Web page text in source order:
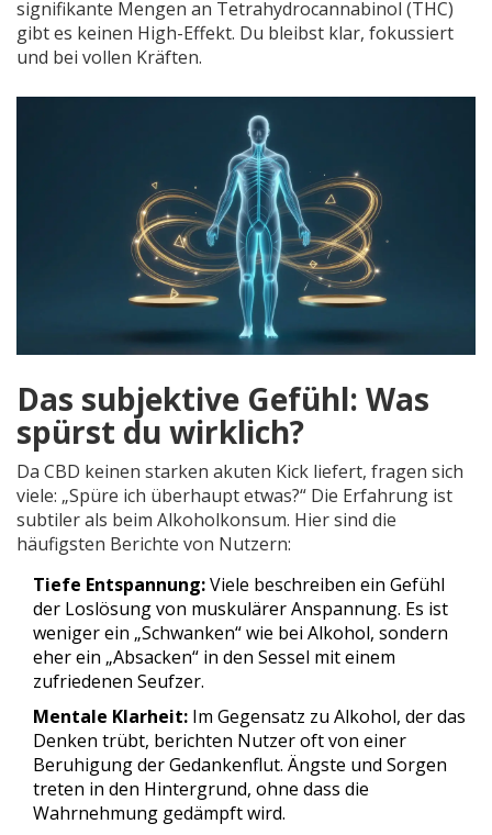
signifikante Mengen an Tetrahydrocannabinol (THC)
gibt es keinen High-Effekt. Du bleibst klar, fokussiert
und bei vollen Kräften.
Das subjektive Gefühl: Was
spürst du wirklich?
Da CBD keinen starken akuten Kick liefert, fragen sich
viele: „Spüre ich überhaupt etwas?“ Die Erfahrung ist
subtiler als beim Alkoholkonsum. Hier sind die
häufigsten Berichte von Nutzern:
Tiefe Entspannung:Viele beschreiben ein Gefühl
der Loslösung von muskulärer Anspannung. Es ist
weniger ein „Schwanken“ wie bei Alkohol, sondern
eher ein „Absacken“ in den Sessel mit einem
zufriedenen Seufzer.
Mentale Klarheit: Im Gegensatz zu Alkohol, der das
Denken trübt, berichten Nutzer oft von einer
Beruhigung der Gedankenflut. Ängste und Sorgen
treten in den Hintergrund, ohne dass die
Wahrnehmung gedämpft wird.